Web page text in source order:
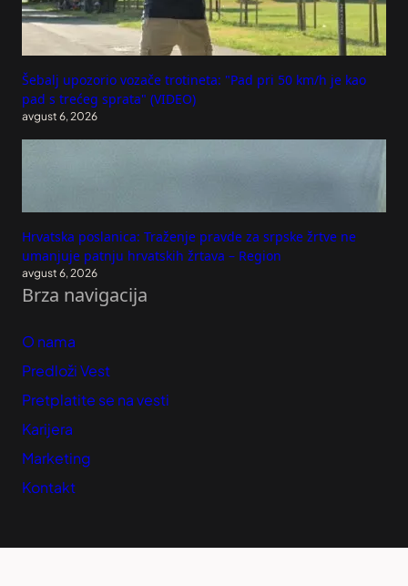
Šebalj upozorio vozače trotineta: "Pad pri 50 km/h je kao
pad s trećeg sprata" (VIDEO)
avgust 6, 2026
Hrvatska poslanica: Traženje pravde za srpske žrtve ne
umanjuje patnju hrvatskih žrtava – Region
avgust 6, 2026
Brza navigacija
O nama
Predloži Vest
Pretplatite se na vesti
Karijera
Marketing
Kontakt